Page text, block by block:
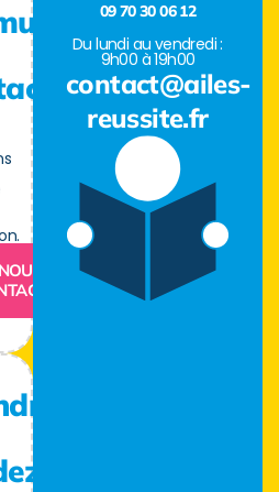
NOUS
09 70 30 06 12
Du lundi au vendredi :
9h00 à 19h00
contact@ailes-
reussite.fr